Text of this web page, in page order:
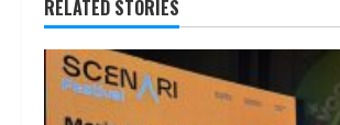
RELATED STORIES